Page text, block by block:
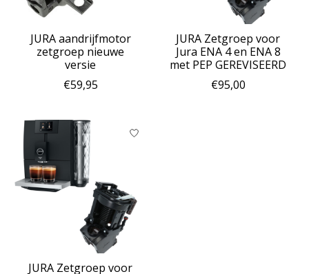
JURA aandrijfmotor
zetgroep nieuwe
versie
€59,95
JURA Zetgroep voor
Jura ENA 4 en ENA 8
met PEP GEREVISEERD
€95,00
JURA Zetgroep voor